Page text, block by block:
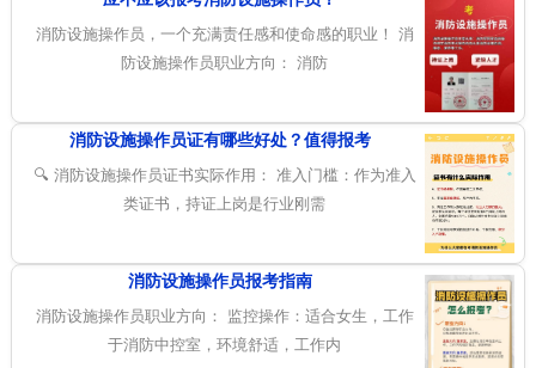
消防设施操作员，一个充满责任感和使命感的职业！ 消
防设施操作员职业方向： 消防
消防设施操作员证有哪些好处？值得报考
🔍 消防设施操作员证书实际作用： 准入门槛：作为准入
类证书，持证上岗是行业刚需
消防设施操作员报考指南
消防设施操作员职业方向： 监控操作：适合女生，工作
于消防中控室，环境舒适，工作内